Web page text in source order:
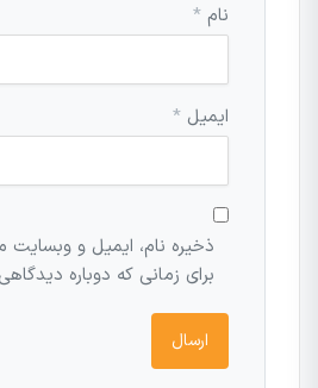
نام *
ایمیل *
ذخیره نام، ایمیل و وبسایت
برای زمانی که دوباره